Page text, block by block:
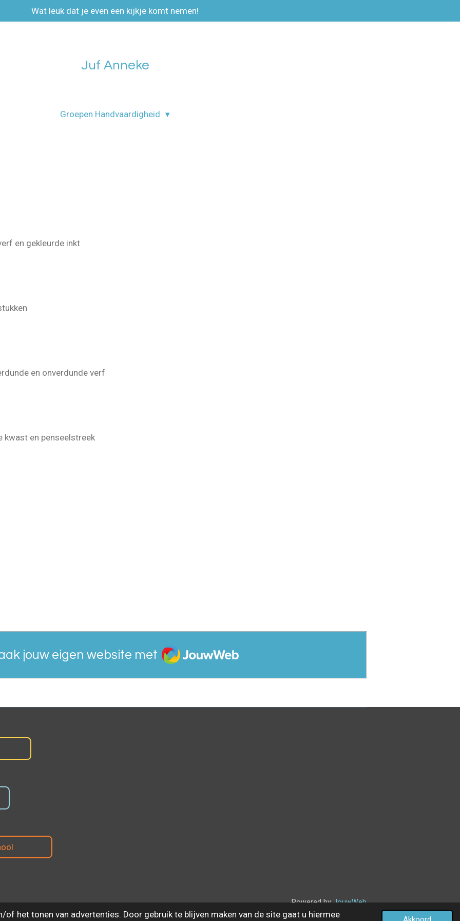
het tonen van advertenties. Door gebruik te blijven maken van de site gaat u hiermee
Wat leuk dat je even een kijkje komt nemen!
Juf Anneke
Groepen Handvaardigheid
en gekleurde inkt
en onverdunde verf
kwast en penseelstreek
jouw eigen website met
JouwWeb
Powered byJouwWeb